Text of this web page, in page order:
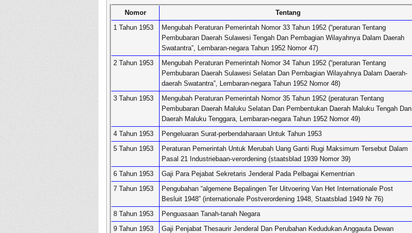
Nomor
Tentang
1 Tahun 1953
Mengubah Peraturan Pemerintah Nomor 33 Tahun 1952 (“peraturan Tentang
Pembubaran Daerah Sulawesi Tengah Dan Pembagian Wilayahnya Dalam Daerah
Swatantra”, Lembaran-negara Tahun 1952 Nomor 47)
2 Tahun 1953
Mengubah Peraturan Pemerintah Nomor 34 Tahun 1952 (“peraturan Tentang
Pembubaran Daerah Sulawesi Selatan Dan Pembagian Wilayahnya Dalam Daerah-
daerah Swatantra”, Lembaran-negara Tahun 1952 Nomor 48)
3 Tahun 1953
Mengubah Peraturan Pemerintah Nomor 35 Tahun 1952 (peraturan Tentang
Pembubaran Daerah Maluku Selatan Dan Pembentukan Daerah Maluku Tengah Dan
Daerah Maluku Tenggara, Lembaran-negara Tahun 1952 Nomor 49)
4 Tahun 1953
Pengeluaran Surat-perbendaharaan Untuk Tahun 1953
5 Tahun 1953
Peraturan Pemerintah Untuk Merubah Uang Ganti Rugi Maksimum Tersebut Dalam
Pasal 21 Industriebaan-verordening (staatsblad 1939 Nomor 39)
6 Tahun 1953
Gaji Para Pejabat Sekretaris Jenderal Pada Pelbagai Kementrian
7 Tahun 1953
Pengubahan “algemene Bepalingen Ter Uitvoering Van Het Internationale Post
Besluit 1948” (internationale Postverordening 1948, Staatsblad 1949 Nr 76)
8 Tahun 1953
Penguasaan Tanah-tanah Negara
9 Tahun 1953
Gaji Penjabat Thesaurir Jenderal Dan Perubahan Kedudukan Anggauta Dewan